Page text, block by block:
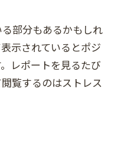
部分もあるかもしれ
示されているとポジ
レポートを見るたび
覧するのはストレス